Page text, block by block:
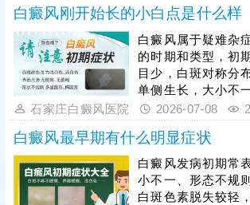
下进行规范治疗，
药、照光治疗，复
面影响小。
白癜风刚开始长的小白点是什么样
白癜风属于疑难杂
的时期和类型，初
目少，白斑对称分
单侧生长，大小不
界清晰或模糊。如
斑，可以前往医院
+三维皮肤ct，诊断
细、全面、准确。
个性化治疗，一人
疗效更有保障。
石家庄白癜风医院 2026-07-08
白癜风最早期有什么明显症状
白癜风发病初期常
小不一、形态不规
白斑色素脱失较轻